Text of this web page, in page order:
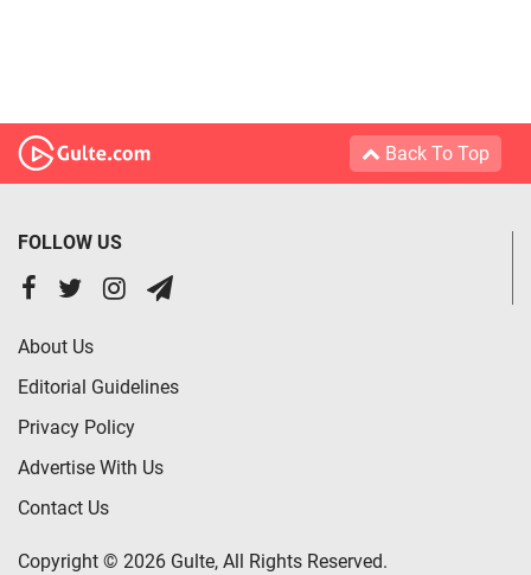
Back To Top
FOLLOW US
About Us
Editorial Guidelines
Privacy Policy
Advertise With Us
Contact Us
Copyright © 2026 Gulte, All Rights Reserved.